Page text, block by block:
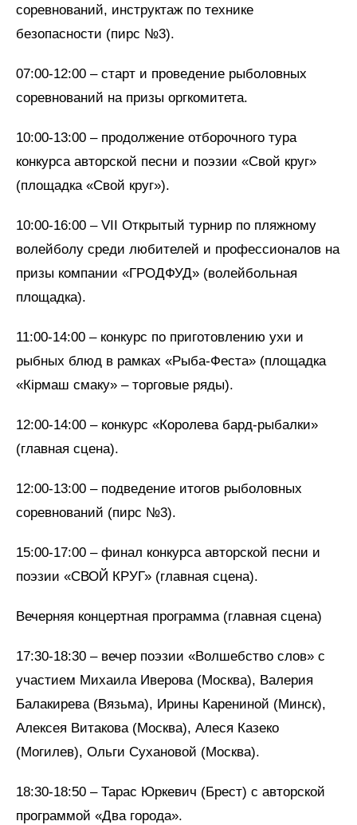
соревнований, инструктаж по технике
безопасности (пирс №3).
07:00-12:00 – старт и проведение рыболовных
соревнований на призы оргкомитета.
10:00-13:00 – продолжение отборочного тура
конкурса авторской песни и поэзии «Свой круг»
(площадка «Свой круг»).
10:00-16:00 – VII Открытый турнир по пляжному
волейболу среди любителей и профессионалов на
призы компании «ГРОДФУД» (волейбольная
площадка).
11:00-14:00 – конкурс по приготовлению ухи и
рыбных блюд в рамках «Рыба-Феста» (площадка
«Кірмаш смаку» – торговые ряды).
12:00-14:00 – конкурс «Королева бард-рыбалки»
(главная сцена).
12:00-13:00 – подведение итогов рыболовных
соревнований (пирс №3).
15:00-17:00 – финал конкурса авторской песни и
поэзии «СВОЙ КРУГ» (главная сцена).
Вечерняя концертная программа (главная сцена)
17:30-18:30 – вечер поэзии «Волшебство слов» с
участием Михаила Иверова (Москва), Валерия
Балакирева (Вязьма), Ирины Карениной (Минск),
Алексея Витакова (Москва), Алеся Казеко
(Могилев), Ольги Сухановой (Москва).
18:30-18:50 – Тарас Юркевич (Брест) с авторской
программой «Два города».